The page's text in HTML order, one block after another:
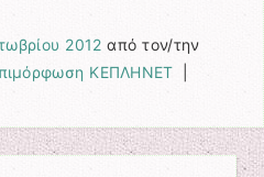
2012 από τον/την
ΚΕΠΛΗΝΕΤ